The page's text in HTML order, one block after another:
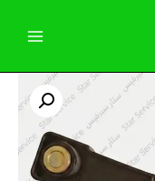
السعر
الحالي
هو: